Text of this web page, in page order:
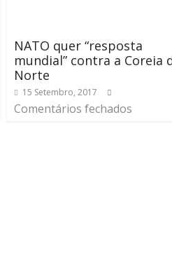
NATO quer “resposta
mundial” contra a Coreia
Norte
15 Setembro, 2017
Comentários fechados